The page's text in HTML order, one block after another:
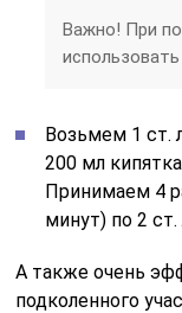
Важно! При
Возьмем 1 ст.
200 мл
Принимаем 4
минут) по 2 ст.
А также очень
подколенного